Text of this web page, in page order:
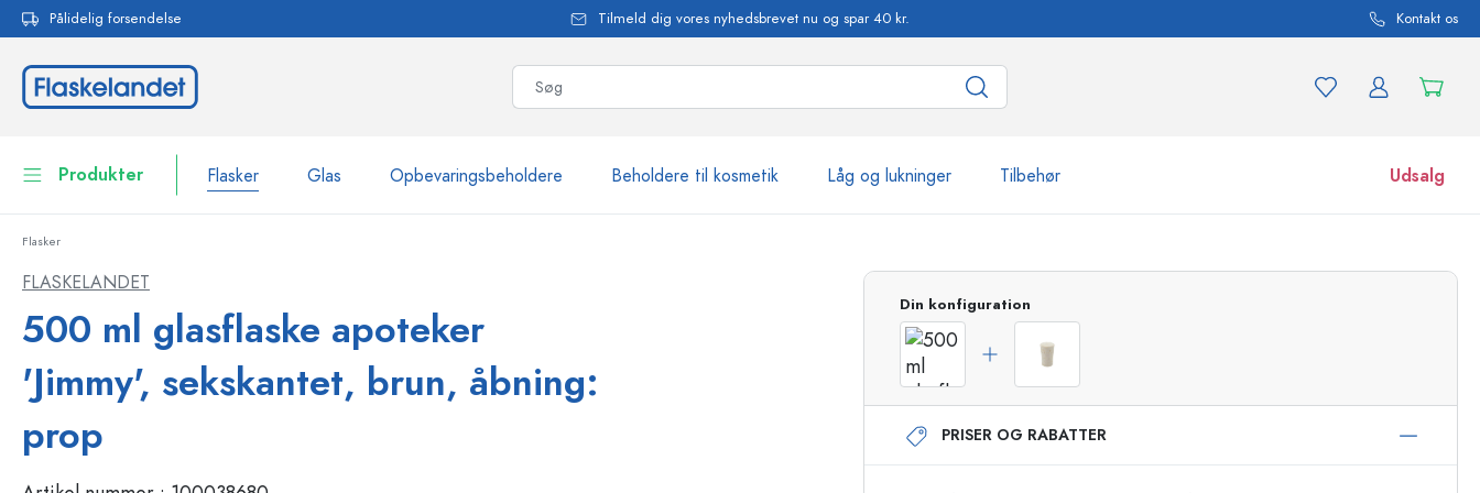
Gå til hovednavigation
Pålidelig forsendelse Tilmeld dig vores nyhedsbrevet nu og spar 40 kr. Kontakt os
Produkter Flasker Glas Opbevaringsbeholdere Beholdere til kosmetik Låg og lukninger Tilbehør Udsalg
Bordservice
Flasker efter mærke
WECK-flasker
Airless-dispensere
Roll-on flasker
Glas
Flasker
FLASKELANDET
500 ml glasflaske apoteker
'Jimmy', sekskantet, brun, åbning:
prop
Din konfiguration
PRISER OG RABATTER